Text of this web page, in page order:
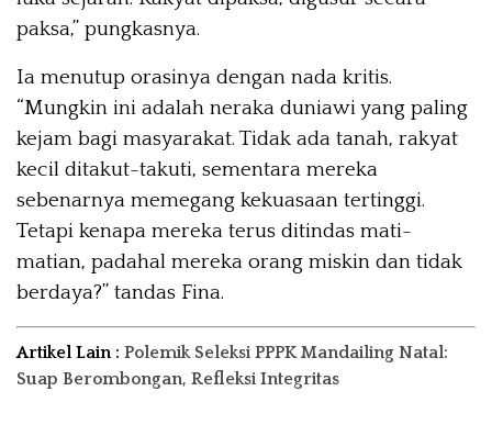
paksa,” pungkasnya.
Ia menutup orasinya dengan nada kritis.
“Mungkin ini adalah neraka duniawi yang paling
kejam bagi masyarakat. Tidak ada tanah, rakyat
kecil ditakut-takuti, sementara mereka
sebenarnya memegang kekuasaan tertinggi.
Tetapi kenapa mereka terus ditindas mati-
matian, padahal mereka orang miskin dan tidak
berdaya?” tandas Fina.
Artikel Lain : Polemik Seleksi PPPK Mandailing Natal:
Suap Berombongan, Refleksi Integritas